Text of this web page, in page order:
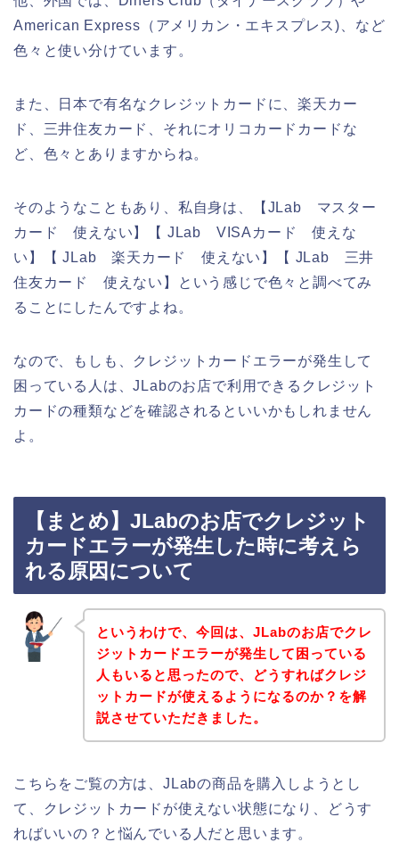
American Express（アメリカン・エキスプレス)、など
色々と使い分けています。
また、日本で有名なクレジットカードに、楽天カー
ド、三井住友カード、それにオリコカードカードな
ど、色々とありますからね。
そのようなこともあり、私自身は、【JLab マスター
カード 使えない】【 JLab VISAカード 使えな
い】【 JLab 楽天カード 使えない】【 JLab 三井
住友カード 使えない】という感じで色々と調べてみ
ることにしたんですよね。
なので、もしも、クレジットカードエラーが発生して
困っている人は、JLabのお店で利用できるクレジット
カードの種類などを確認されるといいかもしれません
よ。
【まとめ】JLabのお店でクレジット
カードエラーが発生した時に考えら
れる原因について
というわけで、今回は、JLabのお店でクレ
ジットカードエラーが発生して困っている
人もいると思ったので、どうすればクレジ
ットカードが使えるようになるのか？を解
説させていただきました。
こちらをご覧の方は、JLabの商品を購入しようとし
て、クレジットカードが使えない状態になり、どうす
ればいいの？と悩んでいる人だと思います。